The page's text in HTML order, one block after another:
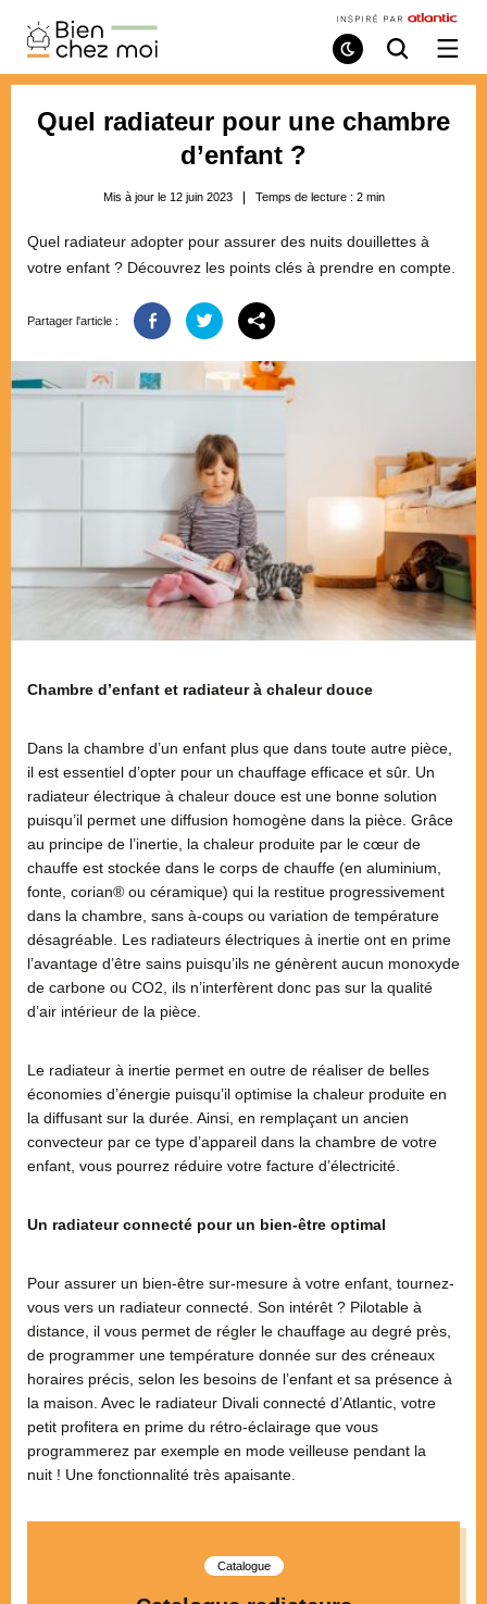
Bien
Chez
Moi
Mode
de
Recherche
/
menu
Quel radiateur pour une chambre
d’enfant ?
Mis à jour le 12 juin 2023 Temps de lecture : 2 min
Quel radiateur adopter pour assurer des nuits douillettes à
votre enfant ? Découvrez les points clés à prendre en compte.
Partager l'article :
Chambre d’enfant et radiateur à chaleur douce
Dans la chambre d’un enfant plus que dans toute autre pièce,
il est essentiel d’opter pour un chauffage efficace et sûr. Un
radiateur électrique à chaleur douce est une bonne solution
puisqu’il permet une diffusion homogène dans la pièce. Grâce
au principe de l’inertie, la chaleur produite par le cœur de
chauffe est stockée dans le corps de chauffe (en aluminium,
fonte, corian® ou céramique) qui la restitue progressivement
dans la chambre, sans à-coups ou variation de température
désagréable. Les radiateurs électriques à inertie ont en prime
l’avantage d’être sains puisqu’ils ne génèrent aucun monoxyde
de carbone ou CO2, ils n’interfèrent donc pas sur la qualité
d’air intérieur de la pièce.
Le radiateur à inertie permet en outre de réaliser de belles
économies d’énergie puisqu’il optimise la chaleur produite en
la diffusant sur la durée. Ainsi, en remplaçant un ancien
convecteur par ce type d’appareil dans la chambre de votre
enfant, vous pourrez réduire votre facture d’électricité.
Un radiateur connecté pour un bien-être optimal
Pour assurer un bien-être sur-mesure à votre enfant, tournez-
vous vers un radiateur connecté. Son intérêt ? Pilotable à
distance, il vous permet de régler le chauffage au degré près,
de programmer une température donnée sur des créneaux
horaires précis, selon les besoins de l’enfant et sa présence à
la maison. Avec le radiateur Divali connecté d’Atlantic, votre
petit profitera en prime du rétro-éclairage que vous
programmerez par exemple en mode veilleuse pendant la
nuit ! Une fonctionnalité très apaisante.
Catalogue